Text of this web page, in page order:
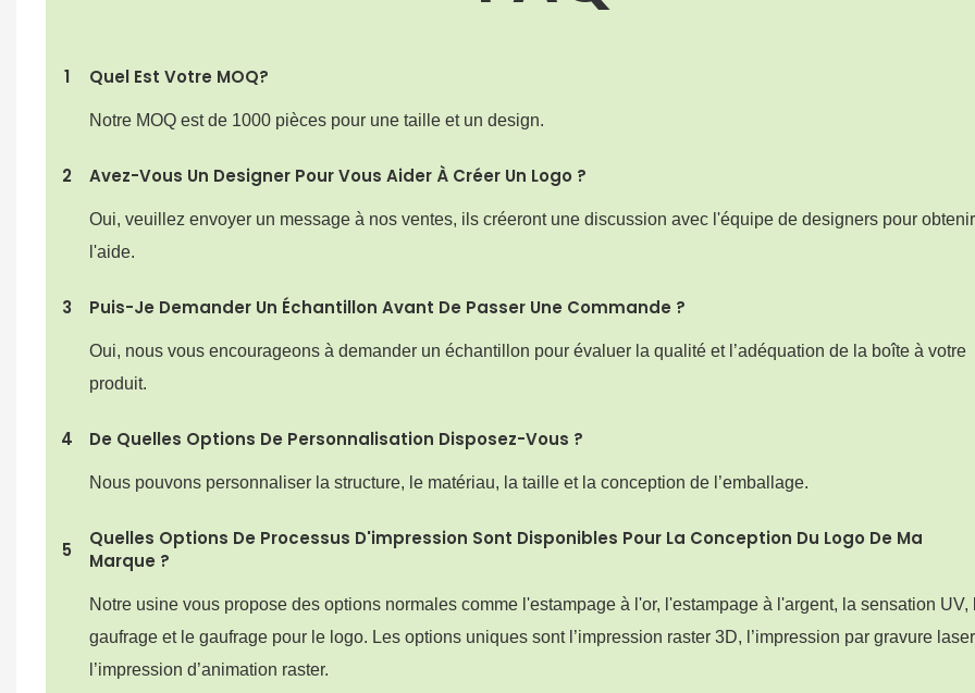
1 Quel Est Votre MOQ?
Notre MOQ est de 1000 pièces pour une taille et un design.
2 Avez-Vous Un Designer Pour Vous Aider À Créer Un Logo ?
Oui, veuillez envoyer un message à nos ventes, ils créeront une discussion avec l'équipe de designers pour
l'aide.
3 Puis-Je Demander Un Échantillon Avant De Passer Une Commande ?
Oui, nous vous encourageons à demander un échantillon pour évaluer la qualité et l’adéquation de la boîte à votre
produit.
4 De Quelles Options De Personnalisation Disposez-Vous ?
Nous pouvons personnaliser la structure, le matériau, la taille et la conception de l’emballage.
5
Quelles Options De Processus D'impression Sont Disponibles Pour La Conception Du Logo De Ma
Marque ?
Notre usine vous propose des options normales comme l'estampage à l'or, l'estampage à l'argent, la sensation UV,
gaufrage et le gaufrage pour le logo. Les options uniques sont l’impression raster 3D, l’impression par gravure
l’impression d’animation raster.